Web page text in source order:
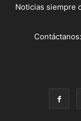
Noticias siempre
Contáctanos: